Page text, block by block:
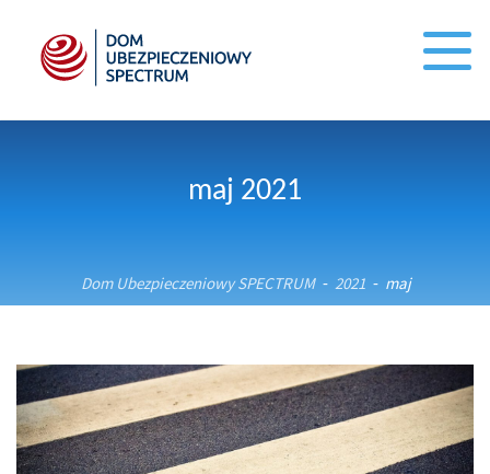
maj 2021
Dom Ubezpieczeniowy SPECTRUM - 2021 - maj